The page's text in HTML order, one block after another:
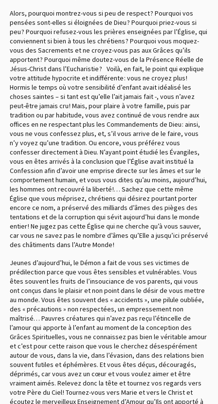
Alors, pourquoi montrez-vous si peu de respect ? Pourquoi vos
pensées sont-elles si éloignées de Dieu ? Pourquoi priez-vous si
peu ? Pourquoi refusez-vous les prières enseignées par l’Église, qui
conviennent si bien à tous les chrétiens ? Pourquoi vous moquez-
vous des Sacrements et ne croyez-vous pas aux Grâces qu’ils
apportent ? Pourquoi même doutez-vous de la Présence Réelle de
Jésus-Christ dans l’Eucharistie ? Voilà, en fait, le point qui explique
votre attitude hypocrite et indifférente : vous ne croyez plus !
Hormis le temps où votre sensibilité d’enfant avait idéalisé les
choses saintes – si tant est qu’elle l’ait jamais fait -, vous n’avez
peut-être jamais cru ! Mais, pour plaire à votre famille, puis par
tradition ou par habitude, vous avez continué de vous rendre aux
offices en ne respectant plus les Commandements de Dieu : ainsi,
vous ne vous confessez plus, et, s’il vous arrive de le faire, vous
n’y voyez qu’une tradition. Ou encore, vous préférez vous
confesser directement à Dieu. N’ayant point étudié les Évangiles,
vous en êtes arrivés à la conclusion que l’Église avait institué la
Confession afin d’avoir une emprise directe sur les âmes et sur le
comportement humain, et vous vous dites qu’au moins, aujourd’hui,
les hommes ont recouvré la liberté !… Sachez que cette même
Église que vous méprisez, chrétiens qui désirez pourtant porter
encore ce nom, a préservé des milliards d’âmes des pièges des
tentations et de la corruption qui sévit aujourd’hui dans le monde
entier ! Ne jugez pas cette Église qui ne cherche qu’à vous sauver,
car vous ne savez pas le nombre d’âmes qu’Elle a jusqu’ici préservé
des châtiments dans l’Autre Monde !
Jeunes d’aujourd’hui, le Démon a fait de vous ses victimes de
prédilection parce que vous êtes sensibles et vulnérables. Vous
êtes souvent les fruits de l’insouciance de vos parents, qui vous
ont conçus dans le plaisir et non point dans le désir de vous mettre
au monde. Vous êtes souvent des « accidents », une pilule oubliée,
des « précautions » non respectées, un empressement non
maîtrisé… Pauvres créatures qui n’avez pas reçu l’étincelle de
l’amour qui apporte à l’enfant au moment de la conception des
Grâces Spirituelles, vous ne connaissez pas bien le véritable amour
et c’est pour cette raison que vous le cherchez désespérément
autour de vous, dans la vie, dans l’évasion, dans des relations bien
souvent futiles et éphémères. Et vous êtes déçus, découragés,
déprimés, car vous avez un cœur et vous voulez aimer et être
vraiment aimés. Relevez donc la tête et tournez vos regards vers
votre Père du Ciel ! Tournez-vous vers Marie et vers le Christ et
écoutez le merveilleux Enseignement d’Amour qu’Ils ont apporté à